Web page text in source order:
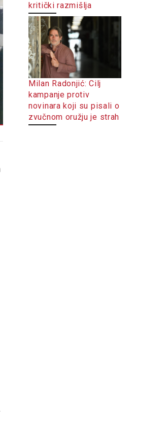
kritički razmišlja
Milan Radonjić: Cilj
kampanje protiv
novinara koji su pisali o
zvučnom oružju je strah